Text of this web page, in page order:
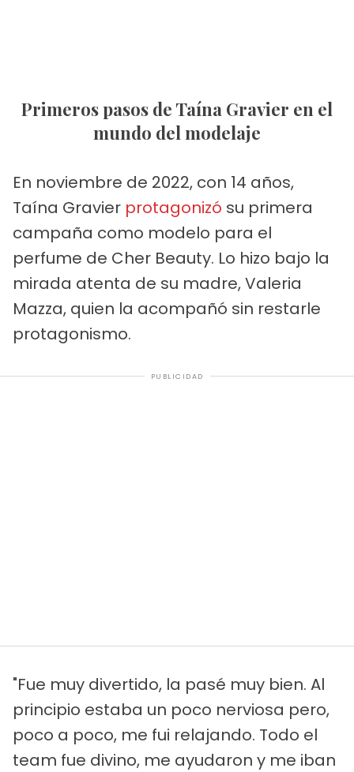
Primeros pasos de Taína Gravier en el
mundo del modelaje
En noviembre de 2022, con 14 años,
Taína Gravier protagonizó su primera
campaña como modelo para el
perfume de Cher Beauty. Lo hizo bajo la
mirada atenta de su madre, Valeria
Mazza, quien la acompañó sin restarle
protagonismo.
PUBLICIDAD
"Fue muy divertido, la pasé muy bien. Al
principio estaba un poco nerviosa pero,
poco a poco, me fui relajando. Todo el
team fue divino, me ayudaron y me iban